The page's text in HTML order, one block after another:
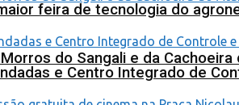
Morros do Sangali e da
feira de tecnologia do
e Centro Integrado de